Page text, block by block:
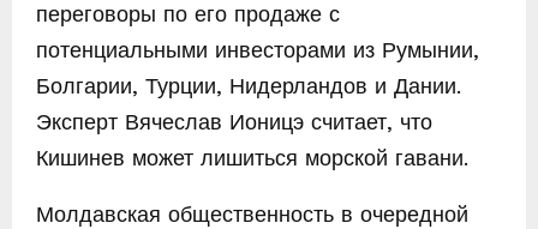
переговоры по его продаже с
потенциальными инвесторами из Румынии,
Болгарии, Турции, Нидерландов и Дании.
Эксперт Вячеслав Ионицэ считает, что
Кишинев может лишиться морской гавани.
Молдавская общественность в очередной